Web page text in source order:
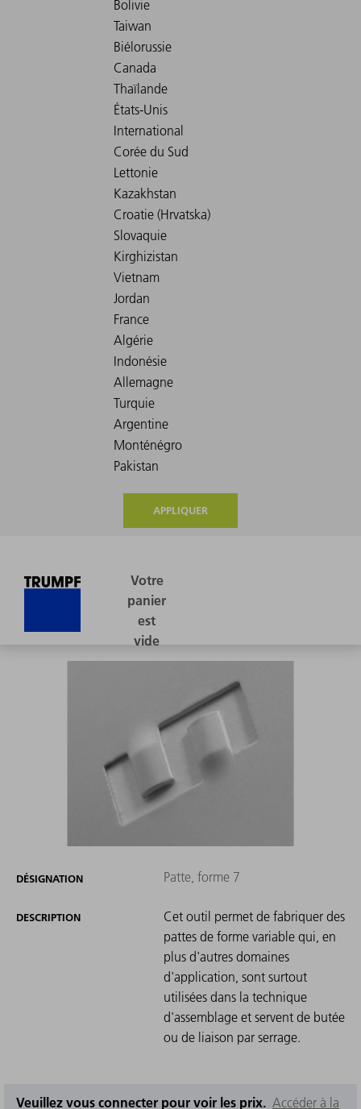
APPLIQUER
DÉSIGNATION Patte, forme 7
DESCRIPTION
Cet outil permet de fabriquer des
pattes de forme variable qui, en
plus d'autres domaines
d'application, sont surtout
utilisées dans la technique
d'assemblage et servent de butée
ou de liaison par serrage.
Veuillez vous connecter pour voir les prix. Accéder à la